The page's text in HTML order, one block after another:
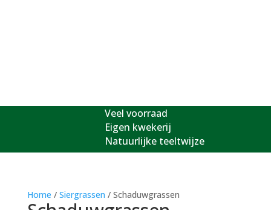
Veel voorraad
Eigen kwekerij
Natuurlijke teeltwijze
Home / Siergrassen / Schaduwgrassen